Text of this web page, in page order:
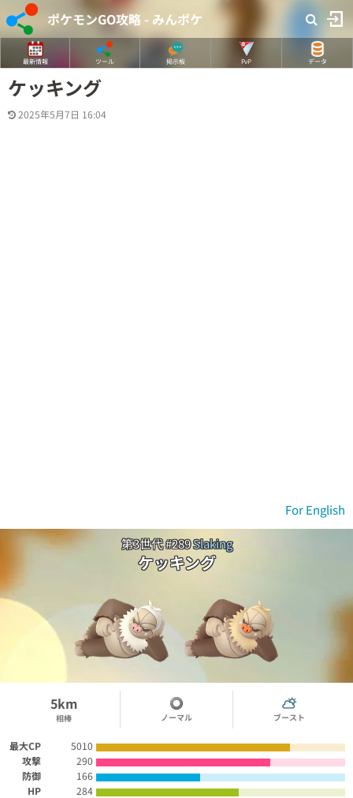
ポケモンGO攻略 - みんポケ
最新情報 ツール 掲示板 PvP データ
ケッキング
2025年5月7日 16:04
For English
第3世代 #289Slaking
ケッキング
5km
相棒 ノーマル ブースト
最大CP
5010
攻撃
290
防御
166
HP
284